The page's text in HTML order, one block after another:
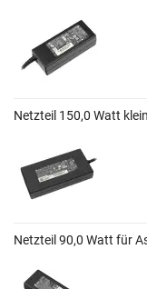
Netzteil 150,0 Watt
Netzteil 90,0 Watt für